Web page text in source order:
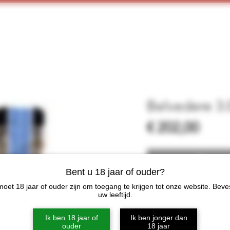
Bent u 18 jaar of ouder?
18 jaar of ouder zijn om toegang te krijgen tot onze website.
uw leeftijd.
Ik ben 18 jaar of
ouder
Ik ben jonger dan
18 jaar
Belvedere
€ 202,00Prijs
Niet
Belvedere
3.0 Ltr
40%